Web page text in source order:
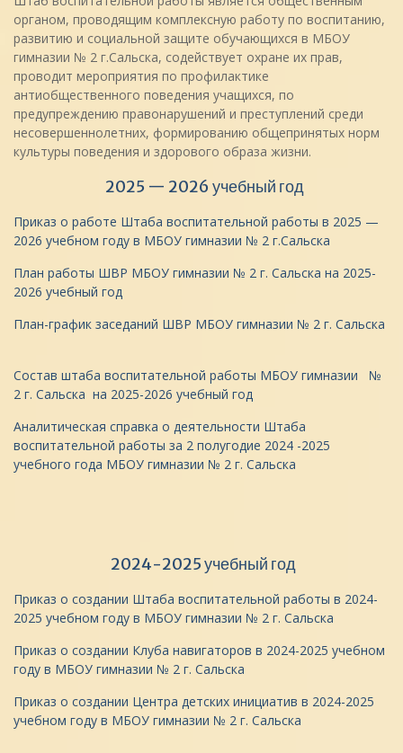
органом, проводящим комплексную работу по воспитанию,
развитию и социальной защите обучающихся в МБОУ
гимназии № 2 г.Сальска, содействует охране их прав,
проводит мероприятия по профилактике
антиобщественного поведения учащихся, по
предупреждению правонарушений и преступлений среди
несовершеннолетних, формированию общепринятых норм
культуры поведения и здорового образа жизни.
2025 — 2026 учебный год
Приказ о работе Штаба воспитательной работы в 2025 —
2026 учебном году в МБОУ гимназии № 2 г.Сальска
План работы ШВР МБОУ гимназии № 2 г. Сальска на 2025-
2026 учебный год
План-график заседаний ШВР МБОУ гимназии № 2 г. Сальска
Состав штаба воспитательной работы МБОУ гимназии №
2 г. Сальска на 2025-2026 учебный год
Аналитическая справка о деятельности Штаба
воспитательной работы за 2 полугодие 2024 -2025
учебного года МБОУ гимназии № 2 г. Сальска
2024-2025 учебный год
Приказ о создании Штаба воспитательной работы в 2024-
2025 учебном году в МБОУ гимназии № 2 г. Сальска
Приказ о создании Клуба навигаторов в 2024-2025 учебном
году в МБОУ гимназии № 2 г. Сальска
Приказ о создании Центра детских инициатив в 2024-2025
учебном году в МБОУ гимназии № 2 г. Сальска